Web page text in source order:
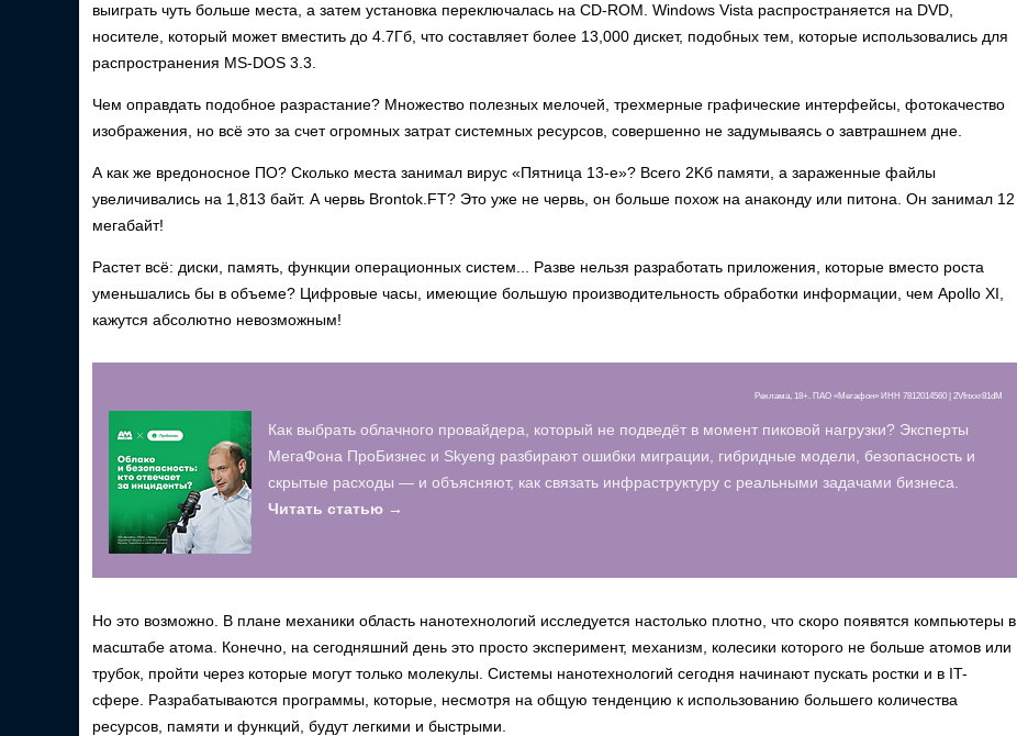
выиграть чуть больше места, а затем установка переключалась на CD-ROM. Windows Vista распространяется на DVD,
носителе, который может вместить до 4.7Гб, что составляет более 13,000 дискет, подобных тем, которые использовались для
распространения MS-DOS 3.3.
Чем оправдать подобное разрастание? Множество полезных мелочей, трехмерные графические интерфейсы, фотокачество
изображения, но всё это за счет огромных затрат системных ресурсов, совершенно не задумываясь о завтрашнем дне.
А как же вредоносное ПО? Сколько места занимал вирус «Пятница 13-е»? Всего 2Kб памяти, а зараженные файлы
увеличивались на 1,813 байт. А червь Brontok.FT? Это уже не червь, он больше похож на анаконду или питона. Он занимал 12
мегабайт!
Растет всё: диски, память, функции операционных систем... Разве нельзя разработать приложения, которые вместо роста
уменьшались бы в объеме? Цифровые часы, имеющие большую производительность обработки информации, чем Apollo XI,
кажутся абсолютно невозможным!
Реклама, 18+. ПАО «Мегафон» ИНН 7812014560 | 2Vfnxxr81dM
Как выбрать облачного провайдера, который не подведёт в момент пиковой нагрузки? Эксперты
МегаФона ПроБизнес и Skyeng разбирают ошибки миграции, гибридные модели, безопасность и
скрытые расходы — и объясняют, как связать инфраструктуру с реальными задачами бизнеса.
Читать статью →
Но это возможно. В плане механики область нанотехнологий исследуется настолько плотно, что скоро появятся компьютеры в
масштабе атома. Конечно, на сегодняшний день это просто эксперимент, механизм, колесики которого не больше атомов или
трубок, пройти через которые могут только молекулы. Системы нанотехнологий сегодня начинают пускать ростки и в IT-
сфере. Разрабатываются программы, которые, несмотря на общую тенденцию к использованию большего количества
ресурсов, памяти и функций, будут легкими и быстрыми.